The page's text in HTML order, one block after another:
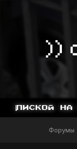
Форумы